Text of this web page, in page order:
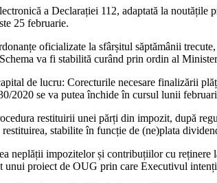
a Declarației 112, adaptată la
25 februarie.
oficializate la sfârșitul săptămânii
va fi stabilită curând prin ordin al
de lucru: Corecturile necesare finalizării
2020 se va putea închide în cursul lunii
restituirii unei părți din impozit, după
restituirea, stabilite în funcție de (ne)plata
neplății impozitelor și contribuțiilor cu reținere
proiect de OUG prin care Executivul